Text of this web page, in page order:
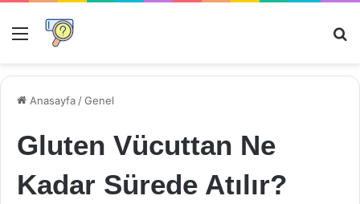
Menü
Anasayfa /Genel
Gluten Vücuttan Ne
Kadar Sürede Atılır?